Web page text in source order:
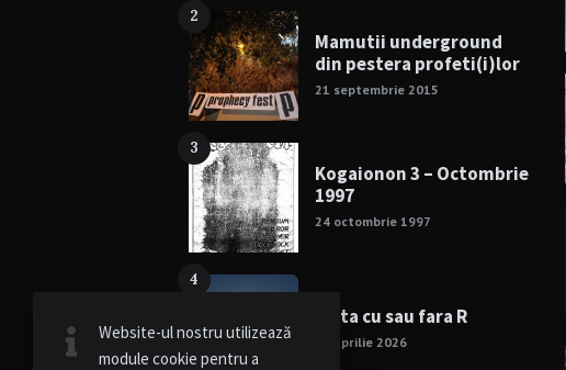
2
Mamutii underground
din pestera profeti(i)lor
21 septembrie 2015
3
Kogaionon 3 – Octombrie
1997
24 octombrie 1997
4
Viata cu sau fara R
15 aprilie 2026
Website-ul nostru utilizează
module cookie pentru a